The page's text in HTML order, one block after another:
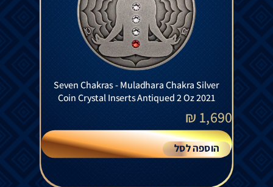
Seven Chakras - Muladhara Chakra Silver
Coin Crystal Inserts Antiqued 2 Oz 2021
1,690
₪
הוספה לסל